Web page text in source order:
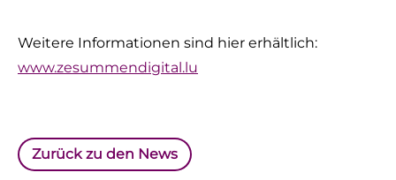
Weitere Informationen sind hier erhältlich:
www.zesummendigital.lu
Zurück zu den News